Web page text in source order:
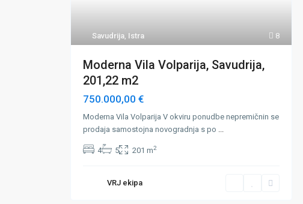
8
Savudrija, Istra
Moderna Vila Volparija, Savudrija,
201,22 m2
750.000,00 €
Moderna Vila Volparija V okviru ponudbe nepremičnin se
prodaja samostojna novogradnja s po ...
4 5 201 m2
VRJ ekipa